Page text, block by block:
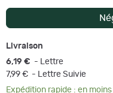
Livraison
6,19 € - Lettre
7,99 € - Lettre Suivie
Expédition rapide : en